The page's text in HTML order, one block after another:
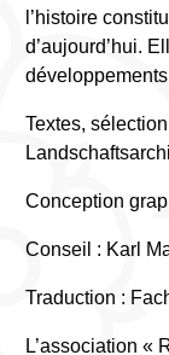
l’histoire
d’aujourd’hui.
Textes,
Conception
Conseil : Karl
Traduction :
L’association «